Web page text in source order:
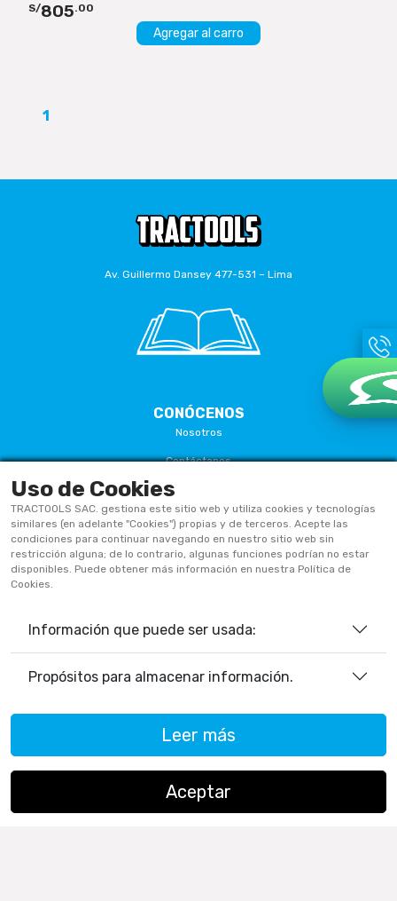
S/805.00
Agregar al carro
1
Av. Guillermo Dansey 477-531 – Lima
CONÓCENOS
Nosotros
Contáctanos
Términos Y Condiciones
Políticas De Privacidad
Políticas De Cookies
Preguntas Frecuentes
933906515
Horario de Atención:
/ 2:00 p.m. a 5:30 p.m.
Sábados: 9:00 a.m. a 12:30 p.m.
Uso de Cookies
TRACTOOLS SAC. gestiona este sitio web y utiliza cookies y tecnologías
similares (en adelante "Cookies") propias y de terceros. Acepte las
condiciones para continuar navegando en nuestro sitio web sin
restricción alguna; de lo contrario, algunas funciones podrían no estar
disponibles. Puede obtener más información en nuestra Política de
Cookies.
Información que puede ser usada:
Propósitos para almacenar información.
Leer más
Aceptar